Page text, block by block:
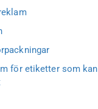
för etiketter som kan